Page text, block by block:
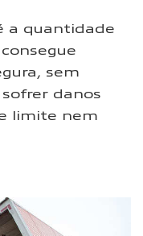
a quantidade
sem
danos
limite nem